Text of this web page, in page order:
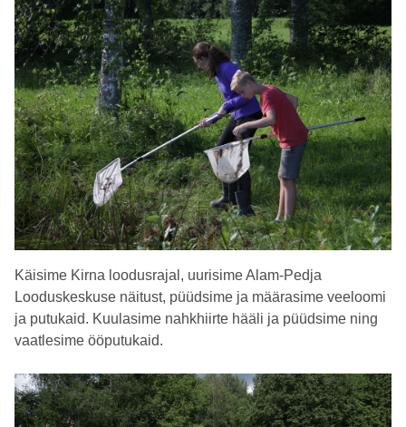
Käisime Kirna loodusrajal, uurisime Alam-Pedja
Looduskeskuse näitust, püüdsime ja määrasime veeloomi
ja putukaid. Kuulasime nahkhiirte hääli ja püüdsime ning
vaatlesime ööputukaid.